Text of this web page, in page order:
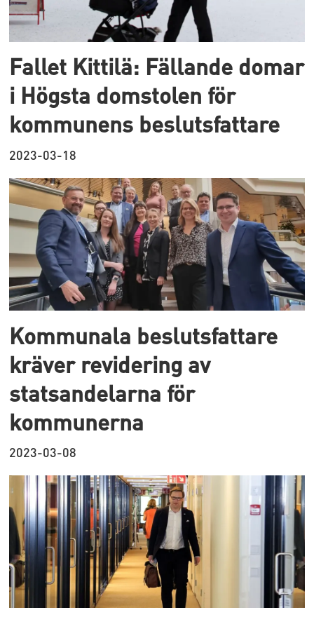
Fallet Kittilä: Fällande domar
i Högsta domstolen för
kommunens beslutsfattare
2023-03-18
Kommunala beslutsfattare
kräver revidering av
statsandelarna för
kommunerna
2023-03-08